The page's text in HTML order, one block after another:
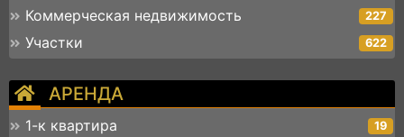
Коммерческая недвижимость 227
Участки 622
АРЕНДА
1-к квартира 19